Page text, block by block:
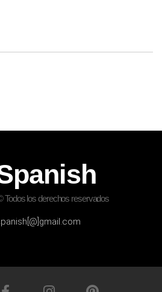
Todos los derechos reservados